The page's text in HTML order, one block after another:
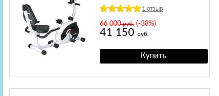
1 отзыв
66 000руб.(-38%)
41 150 руб.